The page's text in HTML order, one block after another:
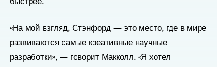
быстрее.
«На мой взгляд, Стэнфорд — это место, где в мире
развиваются самые креативные научные
разработки», — говорит Макколл. «Я хотел